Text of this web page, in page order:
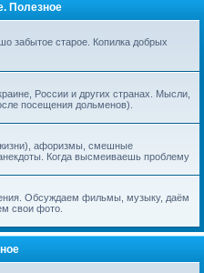
Полезное
забытое старое. Копилка добрых
России и других странах. Мысли,
посещения дольменов).
афоризмы, смешные
Когда высмеиваешь проблему
Обсуждаем фильмы, музыку, даём
свои фото.